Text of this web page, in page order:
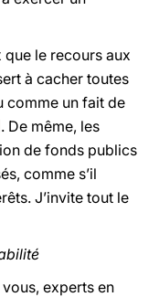
que le recours aux
à cacher toutes
comme un fait de
. De même, les
de fonds publics
comme s’il
J’invite tout le
experts en